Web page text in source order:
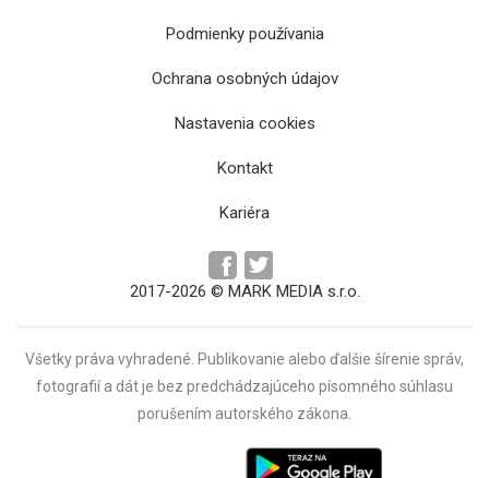
Divadlo Romathan pripravilo inscenáciu zo
školského prostredia
dobrodružstvo pri obžinkoch
Podmienky používania
Ochrana osobných údajov
Nastavenia cookies
Kontakt
Kariéra
2017-2026 © MARK MEDIA s.r.o.
Všetky práva vyhradené. Publikovanie alebo ďalšie šírenie správ,
fotografií a dát je bez predchádzajúceho písomného súhlasu
porušením autorského zákona.